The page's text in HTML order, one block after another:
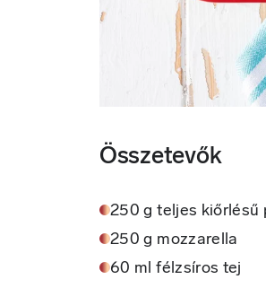
Összetevők
250 g teljes kiőrlésű
250 g mozzarella
60 ml félzsíros tej